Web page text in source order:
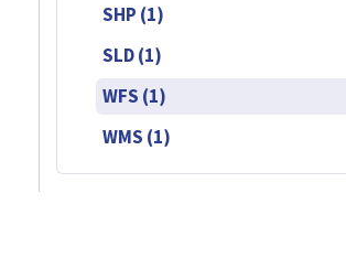
SHP (1)
SLD (1)
WFS (1)
WMS (1)